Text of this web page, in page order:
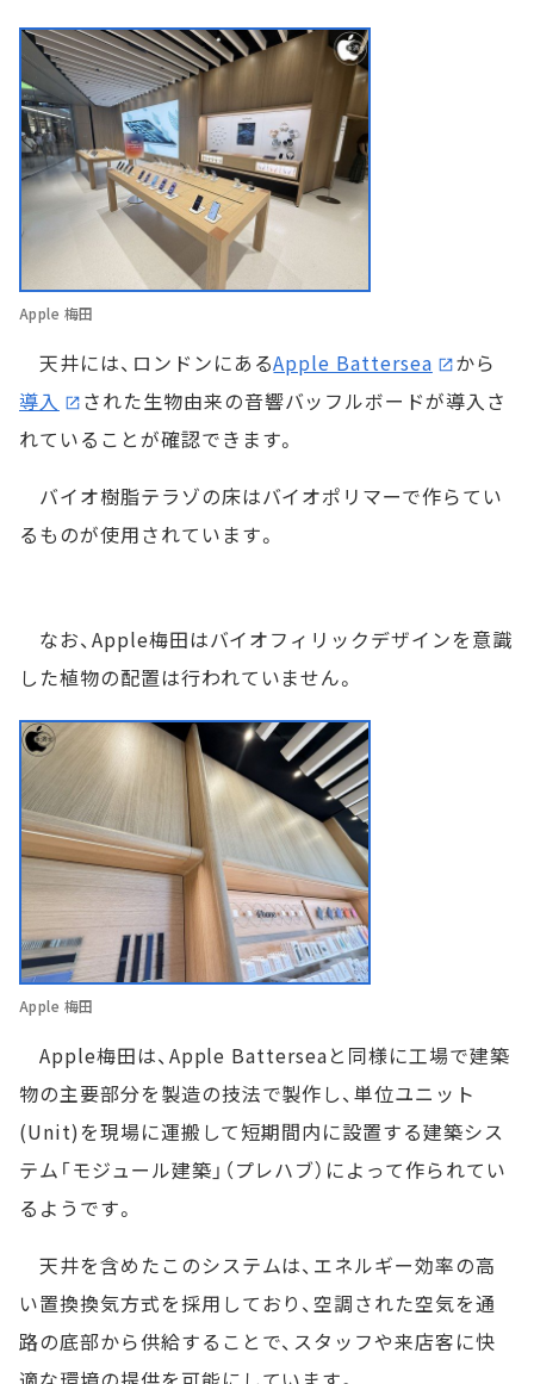
Apple 梅田
天井には、ロンドンにあるApple Battersea
から
導入
された生物由来の音響バッフルボードが導入さ
れていることが確認できます。
バイオ樹脂テラゾの床はバイオポリマーで作らてい
るものが使用されています。
なお、Apple梅田はバイオフィリックデザインを意識
した植物の配置は行われていません。
Apple 梅田
Apple梅田は、Apple Batterseaと同様に工場で建築
物の主要部分を製造の技法で製作し、単位ユニット
(Unit)を現場に運搬して短期間内に設置する建築シス
テム「モジュール建築」（プレハブ）によって作られてい
るようです。
天井を含めたこのシステムは、エネルギー効率の高
い置換換気方式を採用しており、空調された空気を通
路の底部から供給することで、スタッフや来店客に快